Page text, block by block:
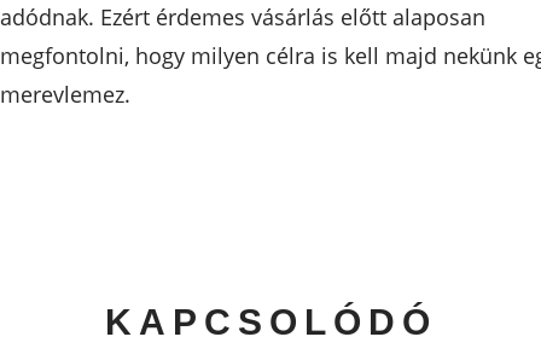
adódnak. Ezért érdemes vásárlás előtt alaposan
megfontolni, hogy milyen célra is kell majd nekünk
merevlemez.
KAPCSOLÓDÓ